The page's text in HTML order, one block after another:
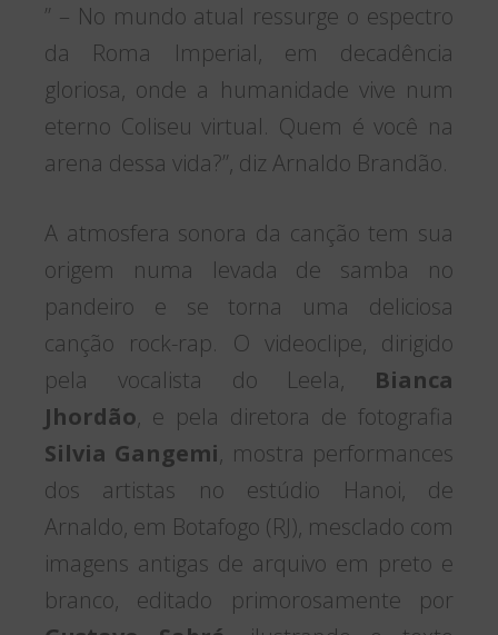
” – No mundo atual ressurge o espectro
da Roma Imperial, em decadência
gloriosa, onde a humanidade vive num
eterno Coliseu virtual. Quem é você na
arena dessa vida?”, diz Arnaldo Brandão.
A atmosfera sonora da canção tem sua
origem numa levada de samba no
pandeiro e se torna uma deliciosa
canção rock-rap. O videoclipe, dirigido
pela vocalista do Leela, Bianca
Jhordão, e pela diretora de fotografia
Silvia Gangemi, mostra performances
dos artistas no estúdio Hanoi, de
Arnaldo, em Botafogo (RJ), mesclado com
imagens antigas de arquivo em preto e
branco, editado primorosamente por